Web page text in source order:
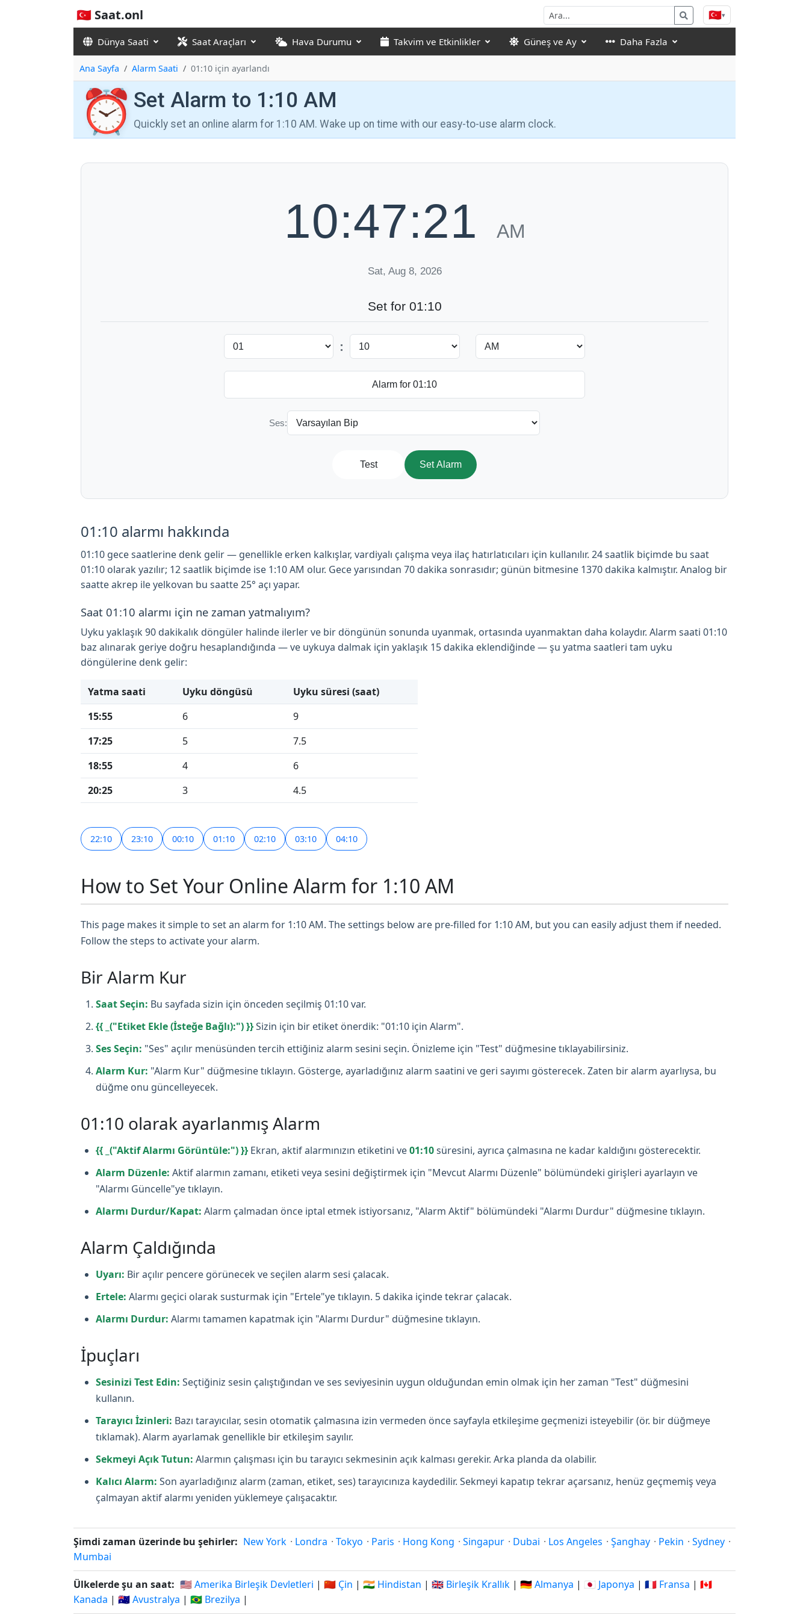
🇹🇷 Saat.onl 🇹🇷▾
Dünya Saati Saat Araçları Hava Durumu Takvim ve Etkinlikler Güneş ve Ay Daha Fazla
Ana Sayfa Alarm Saati 01:10 için ayarlandı
⏰ Set Alarm to 1:10 AM
Quickly set an online alarm for 1:10 AM. Wake up on time with our easy-to-use alarm clock.
10:47:22 AM
Sat, Aug 8, 2026
Set for 01:10
:
Ses:
Test Set Alarm
01:10 alarmı hakkında
01:10 gece saatlerine denk gelir — genellikle erken kalkışlar, vardiyalı çalışma veya ilaç hatırlatıcıları için kullanılır. 24 saatlik biçimde bu saat
01:10 olarak yazılır; 12 saatlik biçimde ise 1:10 AM olur. Gece yarısından 70 dakika sonrasıdır; günün bitmesine 1370 dakika kalmıştır. Analog bir
saatte akrep ile yelkovan bu saatte 25° açı yapar.
Saat 01:10 alarmı için ne zaman yatmalıyım?
Uyku yaklaşık 90 dakikalık döngüler halinde ilerler ve bir döngünün sonunda uyanmak, ortasında uyanmaktan daha kolaydır. Alarm saati 01:10
baz alınarak geriye doğru hesaplandığında — ve uykuya dalmak için yaklaşık 15 dakika eklendiğinde — şu yatma saatleri tam uyku
döngülerine denk gelir:
Yatma saati Uyku döngüsü
Uyku süresi (saat)
15:55
6
9
17:25
5
7.5
18:55
4
6
20:25
3 4.5
22:10 23:10 00:10 01:10 02:10 03:10 04:10
How to Set Your Online Alarm for 1:10 AM
This page makes it simple to set an alarm for 1:10 AM. The settings below are pre-filled for 1:10 AM, but you can easily adjust them if needed.
Follow the steps to activate your alarm.
Bir Alarm Kur
Saat Seçin: Bu sayfada sizin için önceden seçilmiş 01:10 var.
{{ _("Etiket Ekle (İsteğe Bağlı):") }}Sizin için bir etiket önerdik: "01:10 için Alarm".
Ses Seçin: "Ses" açılır menüsünden tercih ettiğiniz alarm sesini seçin. Önizleme için "Test" düğmesine tıklayabilirsiniz.
Alarm Kur: "Alarm Kur" düğmesine tıklayın. Gösterge, ayarladığınız alarm saatini ve geri sayımı gösterecek. Zaten bir alarm ayarlıysa, bu
düğme onu güncelleyecek.
01:10 olarak ayarlanmış Alarm
{{ _("Aktif Alarmı Görüntüle:") }} Ekran, aktif alarmınızın etiketini ve01:10süresini, ayrıca çalmasına ne kadar kaldığını gösterecektir.
Alarm Düzenle: Aktif alarmın zamanı, etiketi veya sesini değiştirmek için "Mevcut Alarmı Düzenle" bölümündeki girişleri ayarlayın ve
"Alarmı Güncelle"ye tıklayın.
Alarmı Durdur/Kapat: Alarm çalmadan önce iptal etmek istiyorsanız, "Alarm Aktif" bölümündeki "Alarmı Durdur" düğmesine tıklayın.
Alarm Çaldığında
Uyarı: Bir açılır pencere görünecek ve seçilen alarm sesi çalacak.
Ertele: Alarmı geçici olarak susturmak için "Ertele"ye tıklayın. 5 dakika içinde tekrar çalacak.
Alarmı Durdur: Alarmı tamamen kapatmak için "Alarmı Durdur" düğmesine tıklayın.
İpuçları
Sesinizi Test Edin: Seçtiğiniz sesin çalıştığından ve ses seviyesinin uygun olduğundan emin olmak için her zaman "Test" düğmesini
kullanın.
Tarayıcı İzinleri: Bazı tarayıcılar, sesin otomatik çalmasına izin vermeden önce sayfayla etkileşime geçmenizi isteyebilir (ör. bir düğmeye
tıklamak). Alarm ayarlamak genellikle bir etkileşim sayılır.
Sekmeyi Açık Tutun: Alarmın çalışması için bu tarayıcı sekmesinin açık kalması gerekir. Arka planda da olabilir.
Kalıcı Alarm: Son ayarladığınız alarm (zaman, etiket, ses) tarayıcınıza kaydedilir. Sekmeyi kapatıp tekrar açarsanız, henüz geçmemiş veya
çalmayan aktif alarmı yeniden yüklemeye çalışacaktır.
Şimdi zaman üzerinde bu şehirler: New York · Londra · Tokyo · Paris · Hong Kong · Singapur · Dubai · Los Angeles · Şanghay · Pekin · Sydney ·
Mumbai
Ülkelerde şu an saat: 🇺🇸 Amerika Birleşik Devletleri | 🇨🇳 Çin | 🇮🇳 Hindistan | 🇬🇧 Birleşik Krallık | 🇩🇪 Almanya | 🇯🇵 Japonya | 🇫🇷 Fransa | 🇨🇦
Kanada | 🇦🇺 Avustralya | 🇧🇷 Brezilya |